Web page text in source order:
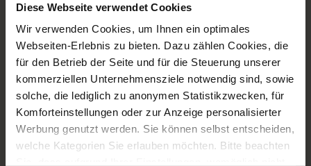
Diese Webseite verwendet Cookies
Wir verwenden Cookies, um Ihnen ein optimales
Webseiten-Erlebnis zu bieten. Dazu zählen Cookies, die
für den Betrieb der Seite und für die Steuerung unserer
kommerziellen Unternehmensziele notwendig sind, sowie
solche, die lediglich zu anonymen Statistikzwecken, für
Komforteinstellungen oder zur Anzeige personalisierter
Werbung genutzt werden. Sie können selbst entscheiden,
welche Kategorien Sie erlauben möchten. Bitte beachten
WLAN: Nein
Betriebssystem: Windows 11 Professional
1x Audio - Ausgang - 3.5 mm
1x Audio - Eingang - 3.5 mm
1x Kopfhöreranschluss 3.5
, 1x LAN RJ-45
Mehr anzeigen
Partnerprogramm: Ja